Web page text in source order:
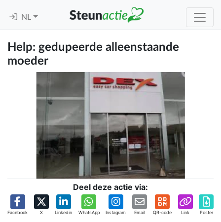
NL
Help: gedupeerde alleenstaande
moeder
Deel deze actie via:
Facebook X Linkedin WhatsApp Instagram Email QR-code Link Poster